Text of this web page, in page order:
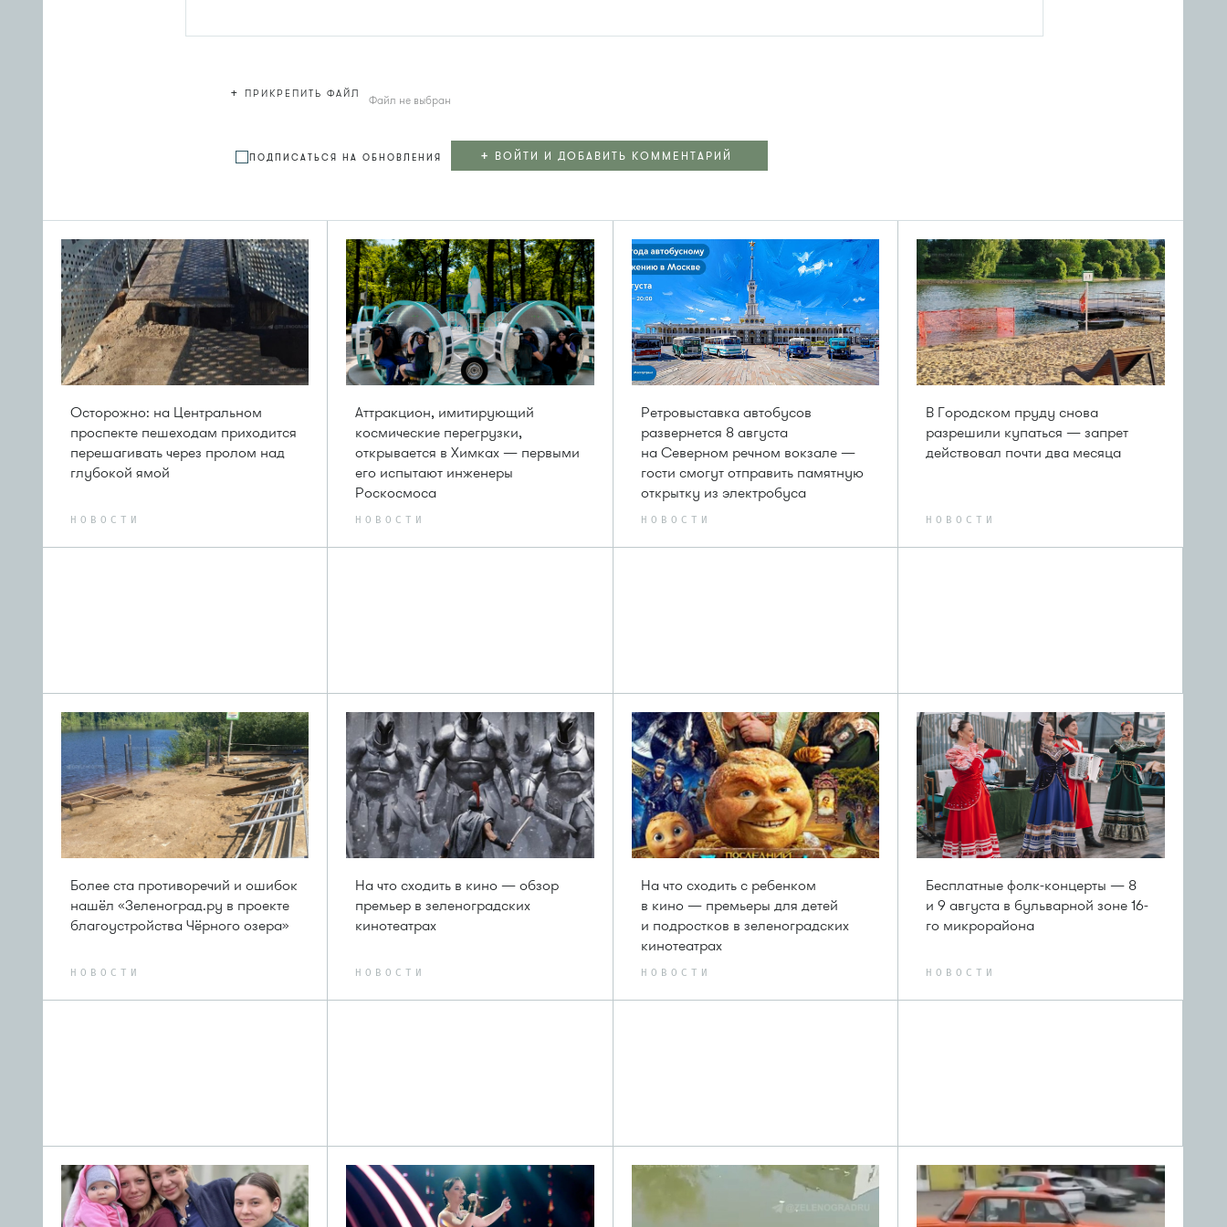
+ ПРИКРЕПИТЬ ФАЙЛ Файл не выбран
ПОДПИСАТЬСЯ НА ОБНОВЛЕНИЯ + ВОЙТИ И ДОБАВИТЬ КОММЕНТАРИЙ
Осторожно: на Центральном
проспекте пешеходам приходится
перешагивать через пролом над
глубокой ямой
НОВОСТИ
Аттракцион, имитирующий
космические перегрузки,
открывается в Химках — первыми
его испытают инженеры
Роскосмоса
НОВОСТИ
Ретровыставка автобусов
развернется 8 августа
на Северном речном вокзале —
гости смогут отправить памятную
открытку из электробуса
НОВОСТИ
В Городском пруду снова
разрешили купаться — запрет
действовал почти два месяца
НОВОСТИ
Более ста противоречий и ошибок
нашёл «Зеленоград.ру в проекте
благоустройства Чёрного озера»
НОВОСТИ
На что сходить в кино — обзор
премьер в зеленоградских
кинотеатрах
НОВОСТИ
На что сходить с ребенком
в кино — премьеры для детей
и подростков в зеленоградских
кинотеатрах
НОВОСТИ
Бесплатные фолк-концерты — 8
и 9 августа в бульварной зоне 16-
го микрорайона
НОВОСТИ